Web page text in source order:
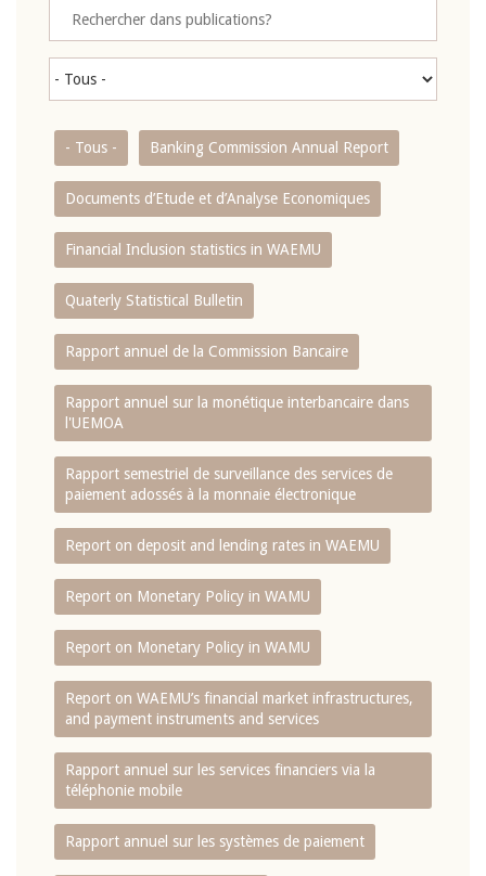
- Tous - Banking Commission Annual Report
Documents d’Etude et d’Analyse Economiques
Financial Inclusion statistics in WAEMU
Quaterly Statistical Bulletin
Rapport annuel de la Commission Bancaire
Rapport annuel sur la monétique interbancaire dans
l'UEMOA
Rapport semestriel de surveillance des services de
paiement adossés à la monnaie électronique
Report on deposit and lending rates in WAEMU
Report on Monetary Policy in WAMU
Report on Monetary Policy in WAMU
Report on WAEMU’s financial market infrastructures,
and payment instruments and services
Rapport annuel sur les services financiers via la
téléphonie mobile
Rapport annuel sur les systèmes de paiement